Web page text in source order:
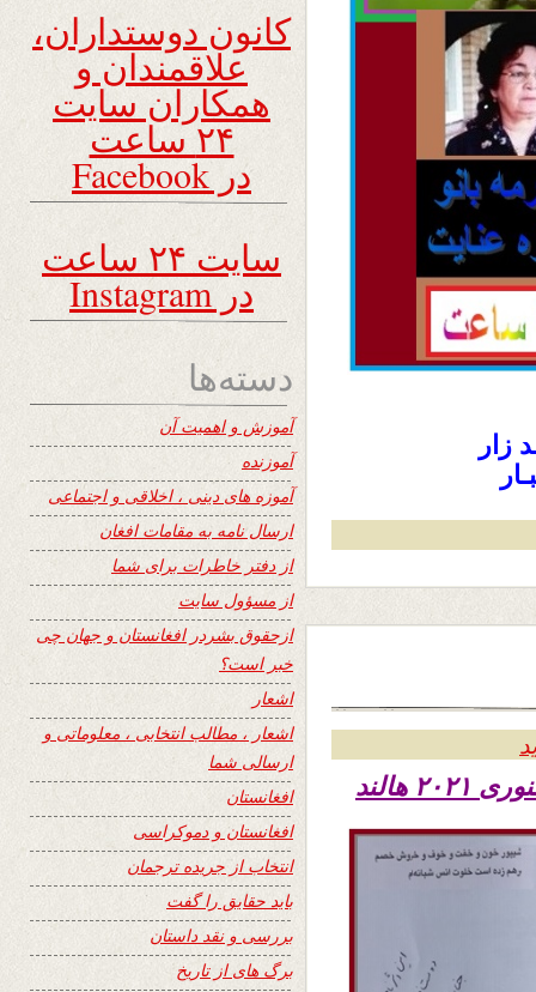
زار
کانون دوستداران،
علاقمندان و
همکاران سایت
۲۴ ساعت
در Facebook
سایت ۲۴ ساعت
در Instagram
دسته‌ها
آموزش و اهمیت آن
آموزنده
آموزه های دینی ، اخلاقی و اجتماعی
ارسال نامه به مقامات افغان
از دفتر خاطرات برای شما
از مسؤول سایت
ازحقوق بشردر افغانستان و جهان چی
خبر است؟
اشعار
اشعار ، مطالب انتخابی ، معلوماتی و
ارسالی شما
افغانستان
افغانستان و دموکراسی
انتخاب از جریده ترجمان
باید حقایق را گفت
بررسی و نقد داستان
برگ های از تاریخ